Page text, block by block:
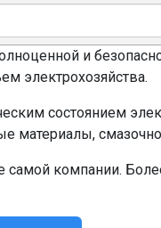
и
электрохозяйства.
состоянием
материалы,
самой компании.